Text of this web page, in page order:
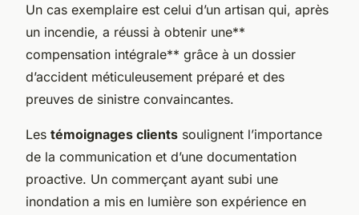
Un cas exemplaire est celui d’un artisan qui, après
un incendie, a réussi à obtenir une**
compensation intégrale** grâce à un dossier
d’accident méticuleusement préparé et des
preuves de sinistre convaincantes.
Les témoignages clients soulignent l’importance
de la communication et d’une documentation
proactive. Un commerçant ayant subi une
inondation a mis en lumière son expérience en